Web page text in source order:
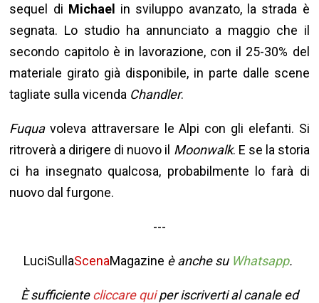
sequel di Michael in sviluppo avanzato, la strada è
segnata. Lo studio ha annunciato a maggio che il
secondo capitolo è in lavorazione, con il 25-30% del
materiale girato già disponibile, in parte dalle scene
tagliate sulla vicenda Chandler.
Fuquavoleva attraversare le Alpi con gli elefanti. Si
ritroverà a dirigere di nuovo il Moonwalk. E se la storia
ci ha insegnato qualcosa, probabilmente lo farà di
nuovo dal furgone.
---
LuciSullaScenaMagazine è anche su Whatsapp.
È sufficientecliccare quiper iscriverti al canale ed